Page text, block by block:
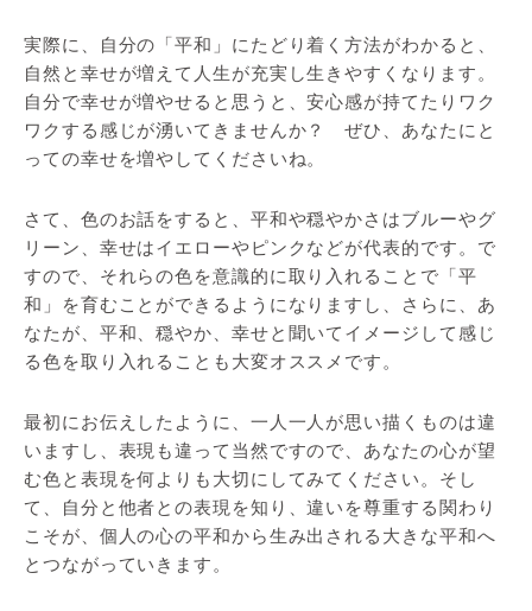
実際に、自分の「平和」にたどり着く方法がわかると、
自然と幸せが増えて人生が充実し生きやすくなります。
自分で幸せが増やせると思うと、安心感が持てたりワク
ワクする感じが湧いてきませんか？ ぜひ、あなたにと
っての幸せを増やしてくださいね。
さて、色のお話をすると、平和や穏やかさはブルーやグ
リーン、幸せはイエローやピンクなどが代表的です。で
すので、それらの色を意識的に取り入れることで「平
和」を育むことができるようになりますし、さらに、あ
なたが、平和、穏やか、幸せと聞いてイメージして感じ
る色を取り入れることも大変オススメです。
最初にお伝えしたように、一人一人が思い描くものは違
いますし、表現も違って当然ですので、あなたの心が望
む色と表現を何よりも大切にしてみてください。そし
て、自分と他者との表現を知り、違いを尊重する関わり
こそが、個人の心の平和から生み出される大きな平和へ
とつながっていきます。